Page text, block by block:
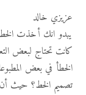
عزيزي خالد
يبدو انك أخذت
كانت تحتاج لبعض
الخطأ في بعض
تصميم الخط؟ حيث